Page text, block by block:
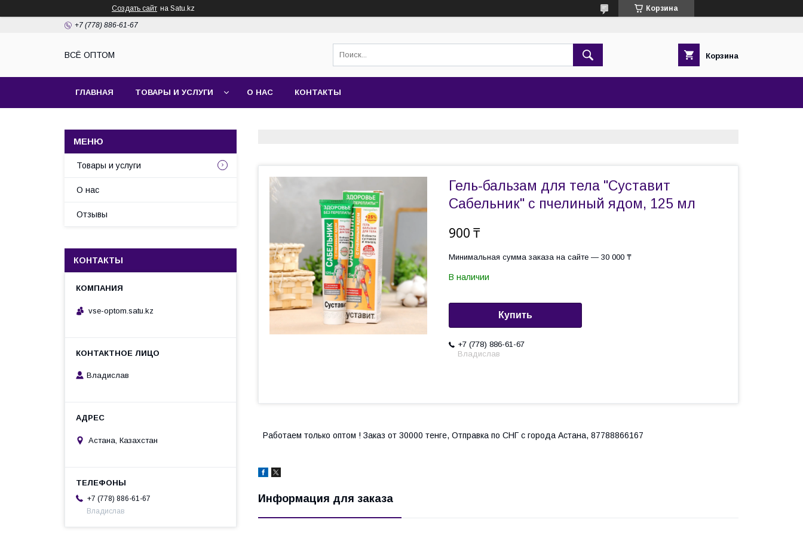
Создать сайт на Satu.kz Корзина
+7 (778) 886-61-67
ВСЁ ОПТОМ Корзина
ГЛАВНАЯ ТОВАРЫ И УСЛУГИ О НАС КОНТАКТЫ
Гель-бальзам для тела "Суставит
Сабельник" с пчелиный ядом, 125 мл
900 ₸
Минимальная сумма заказа на сайте — 30 000 ₸
В наличии
Купить
+7 (778) 886-61-67
Владислав
Работаем только оптом ! Заказ от 30000 тенге, Отправка по СНГ с города Астана, 87788866167
Информация для заказа
Товары и услуги
О нас
Отзывы
КОНТАКТЫ
vse-optom.satu.kz
Владислав
Астана, Казахстан
+7 (778) 886-61-67
Владислав